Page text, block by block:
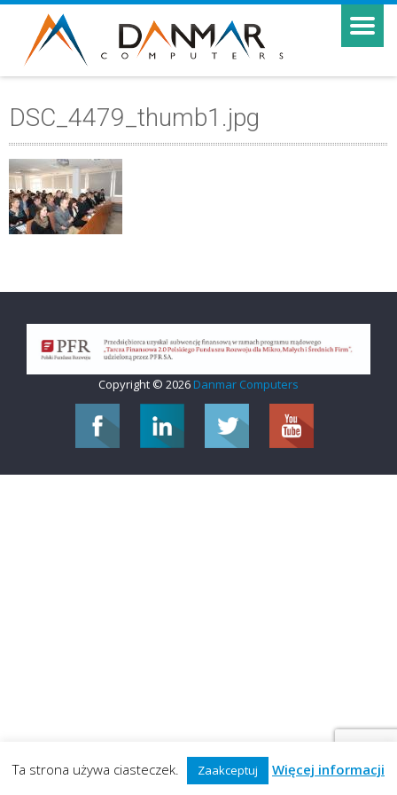
DSC_4479_thumb1.jpg
Copyright © 2026 Danmar Computers
Ta strona używa ciasteczek. Zaakceptuj Więcej informacji